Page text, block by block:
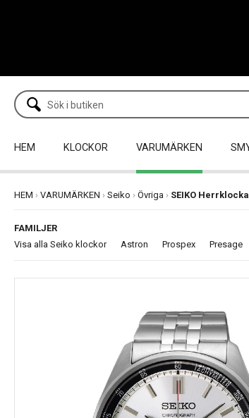
HEM KLOCKOR VARUMÄRKEN
HEM › VARUMÄRKEN › Seiko › Övriga › SEIKO
FAMILJER
Visa alla Seiko klockor
Astron Prospex Presage